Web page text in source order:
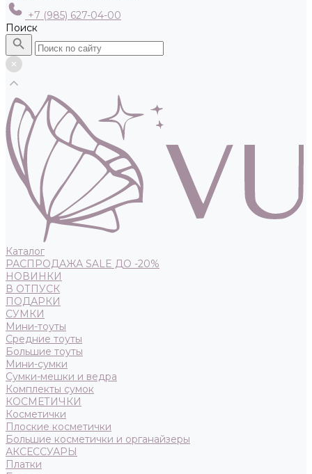
+7 (985) 627-04-00
Поиск
Каталог
РАСПРОДАЖА SALE ДО -20%
НОВИНКИ
В ОТПУСК
ПОДАРКИ
СУМКИ
Мини-тоуты
Средние тоуты
Большие тоуты
Мини-сумки
Сумки-мешки и ведра
Комплекты сумок
КОСМЕТИЧКИ
Косметички
Плоские косметички
Большие косметички и органайзеры
АКСЕССУАРЫ
Платки